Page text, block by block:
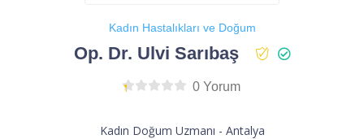
Kadın Hastalıkları ve Doğum
Op. Dr. Ulvi Sarıbaş
0 Yorum
Kadın Doğum Uzmanı - Antalya